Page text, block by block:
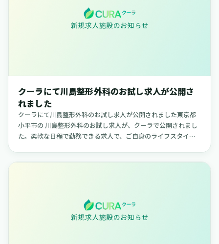
クーラにて川島整形外科のお試し求人が公開さ
れました
クーラにて川島整形外科のお試し求人が公開されました東京都
小平市の 川島整形外科のお試し求人が、クーラで公開されまし
た。柔軟な日程で勤務できる求人で、ご自身のライフスタイル